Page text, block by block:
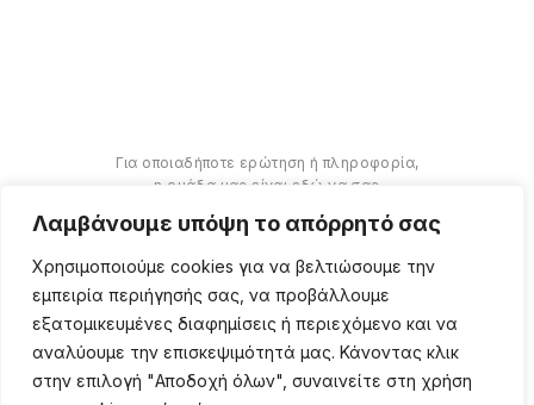
Λαμβάνουμε υπόψη το απόρρητό σας
Χρησιμοποιούμε cookies για να βελτιώσουμε την
εμπειρία περιήγησής σας, να προβάλλουμε
εξατομικευμένες διαφημίσεις ή περιεχόμενο και να
αναλύουμε την επισκεψιμότητά μας. Κάνοντας κλικ
στην επιλογή "Αποδοχή όλων", συναινείτε στη χρήση
Για οποιαδήποτε ερώτηση ή πληροφορία,
η ομάδα μας είναι εδώ να σας
βοηθήσουμε.
ΠΕΡΙΣΣΌΤΕΡΑ